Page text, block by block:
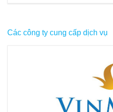
Các công ty cung cấp dịch vụ